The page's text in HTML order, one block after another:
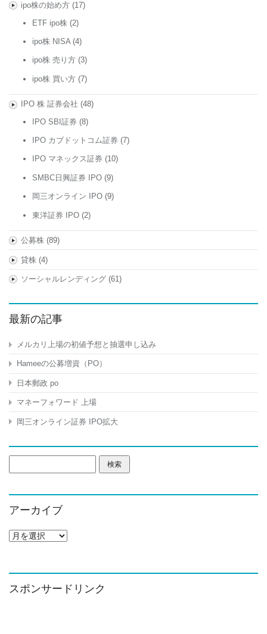
ipo株の始め方(17)
ETF ipo株 (2)
ipo株 NISA (4)
ipo株 売り方 (3)
ipo株 買い方 (7)
IPO 株 証券会社 (48)
IPO SBI証券 (8)
IPO カブドットコム証券 (7)
IPO マネックス証券 (10)
SMBC日興証券 IPO (9)
岡三オンライン IPO (9)
東洋証券 IPO (2)
公募株(89)
貸株(4)
ソーシャルレンディング(61)
最新の記事
メルカリ上場の初値予想と抽選申し込み
Hameeの公募増資（PO）
日本郵政 po
マネーフォワード 上場
岡三オンライン証券 IPO拡大
索:
アーカイブ
ア
イ
ブ
スポンサードリンク